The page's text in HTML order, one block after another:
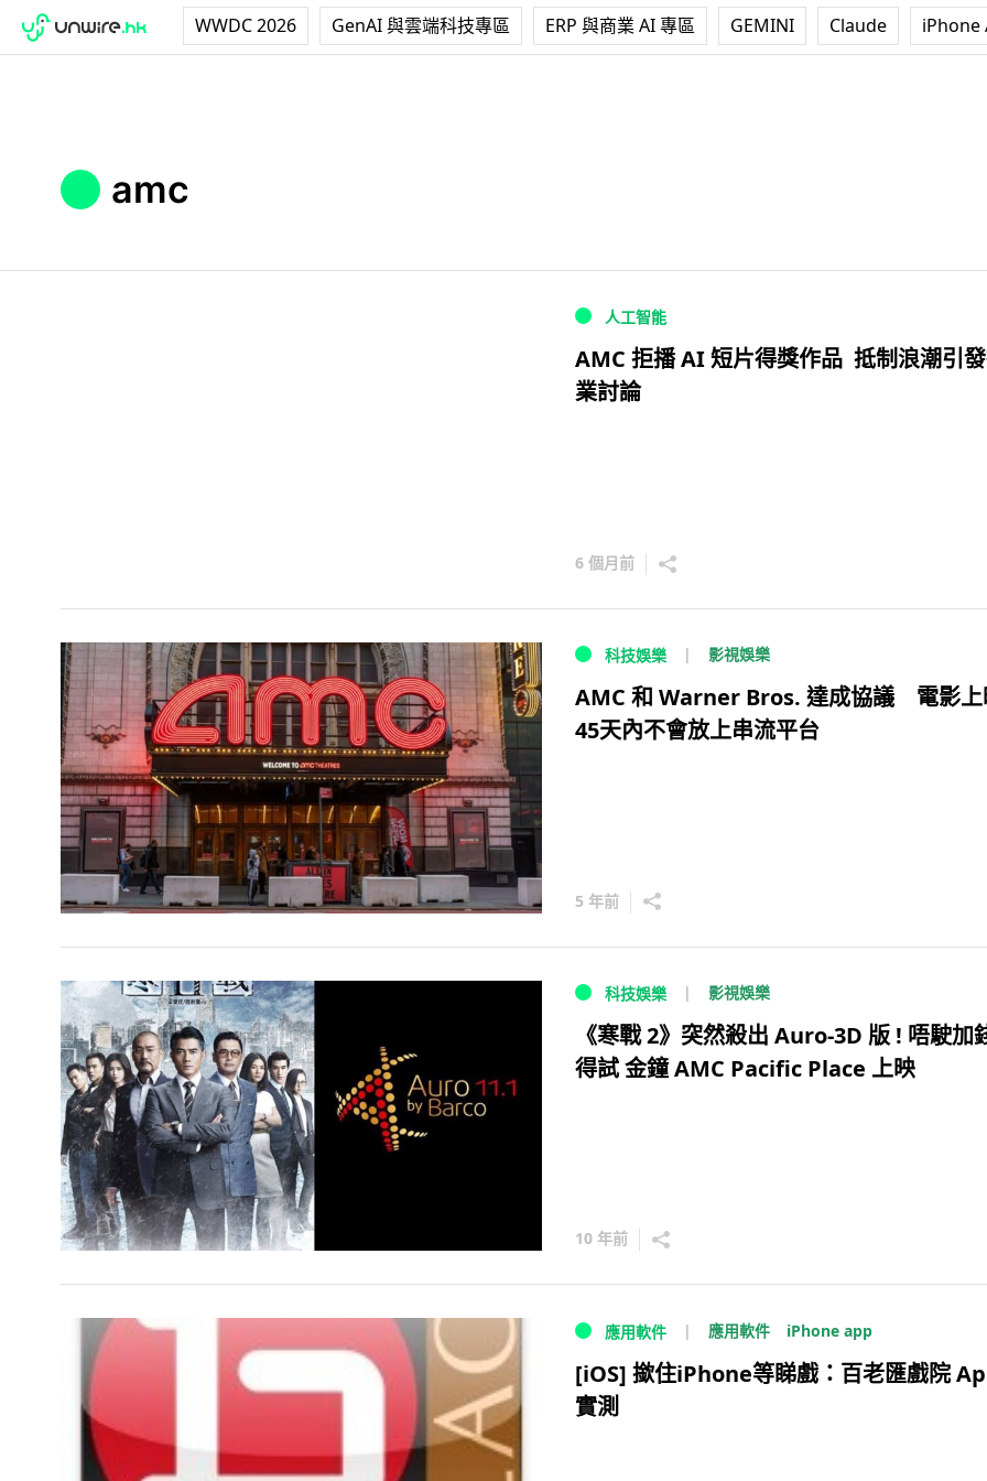
WWDC 2026 GenAI 與雲端科技專區 ERP 與商業 AI 專區 GEMINI Claude iPhone
amc
人工智能
AMC 拒播 AI 短片得獎作品 抵制浪潮引
業討論
6 個月前
科技娛樂 影視娛樂
AMC 和 Warner Bros. 達成協議 電影上
45天內不會放上串流平台
5 年前
科技娛樂 影視娛樂
《寒戰 2》突然殺出 Auro-3D 版 ! 唔駛加
得試 金鐘 AMC Pacific Place 上映
10 年前
應用軟件 應用軟件 iPhone app
[iOS] 撳住iPhone等睇戲：百老匯戲院
實測